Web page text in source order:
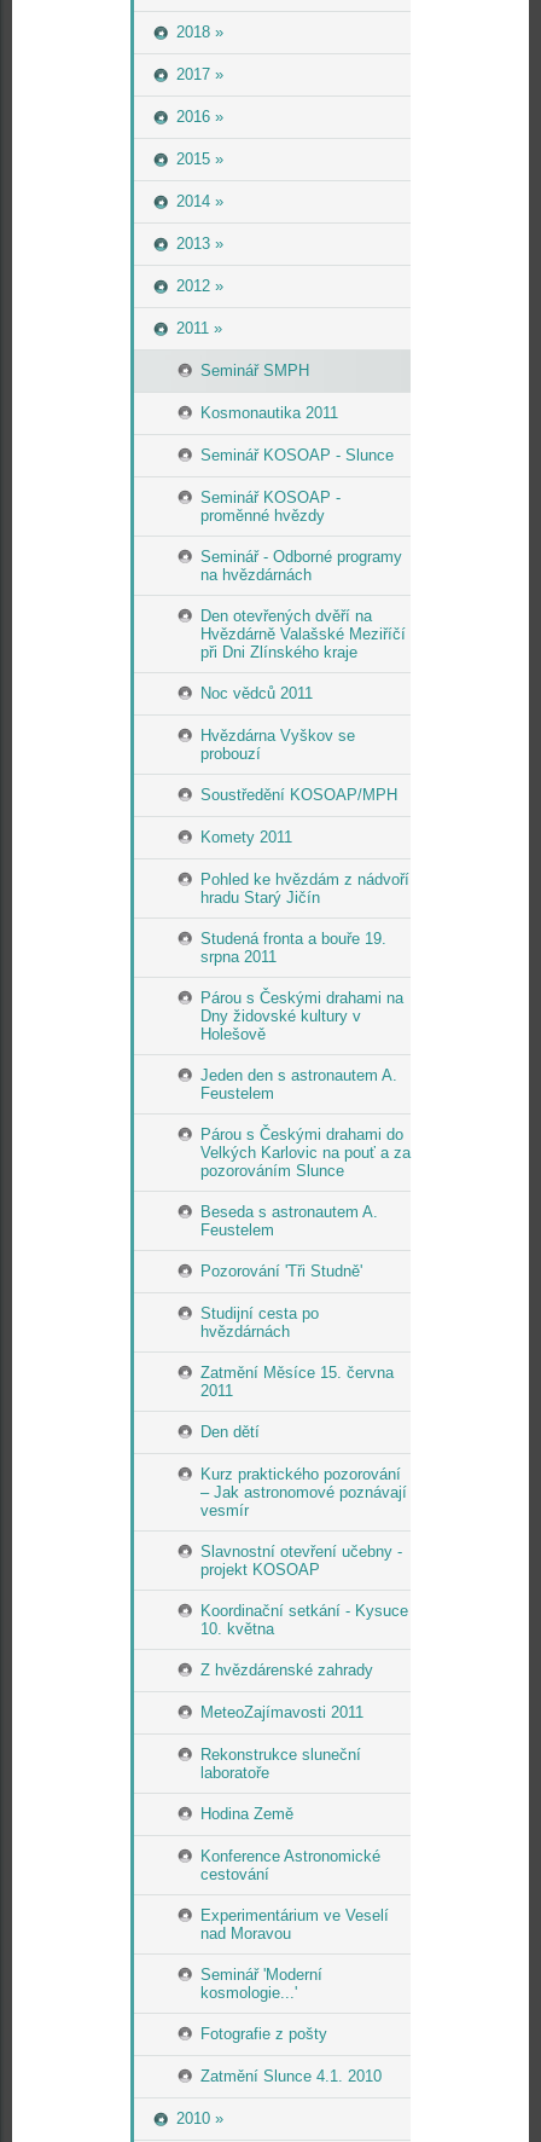
2018 »
2017 »
2016 »
2015 »
2014 »
2013 »
2012 »
2011 »
Seminář SMPH
Kosmonautika 2011
Seminář KOSOAP - Slunce
Seminář KOSOAP -
proměnné hvězdy
Seminář - Odborné programy
na hvězdárnách
Den otevřených dvěří na
Hvězdárně Valašské Meziříčí
při Dni Zlínského kraje
Noc vědců 2011
Hvězdárna Vyškov se
probouzí
Soustředění KOSOAP/MPH
Komety 2011
Pohled ke hvězdám z nádvoří
hradu Starý Jičín
Studená fronta a bouře 19.
srpna 2011
Párou s Českými drahami na
Dny židovské kultury v
Holešově
Jeden den s astronautem A.
Feustelem
Párou s Českými drahami do
Velkých Karlovic na pouť a za
pozorováním Slunce
Beseda s astronautem A.
Feustelem
Pozorování 'Tři Studně'
Studijní cesta po
hvězdárnách
Zatmění Měsíce 15. června
2011
Den dětí
Kurz praktického pozorování
– Jak astronomové poznávají
vesmír
Slavnostní otevření učebny -
projekt KOSOAP
Koordinační setkání - Kysuce
10. května
Z hvězdárenské zahrady
MeteoZajímavosti 2011
Rekonstrukce sluneční
laboratoře
Hodina Země
Konference Astronomické
cestování
Experimentárium ve Veselí
nad Moravou
Seminář 'Moderní
kosmologie...'
Fotografie z pošty
Zatmění Slunce 4.1. 2010
2010 »